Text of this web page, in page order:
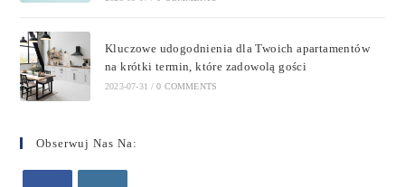
Kluczowe udogodnienia dla Twoich apartamentów
na krótki termin, które zadowolą gości
2023-07-31 / 0 COMMENTS
Obserwuj Nas Na: